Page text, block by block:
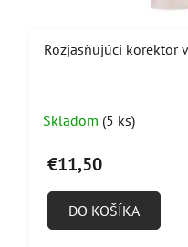
Rozjasňujúci korektor
hodnotenie
produktu
z
Skladom (5 ks)
€11,50
DO KOŠÍKA